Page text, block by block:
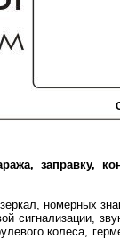
заправку,
номерных
сигнализации,
колеса,